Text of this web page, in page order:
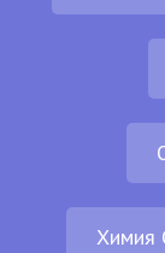
Химия